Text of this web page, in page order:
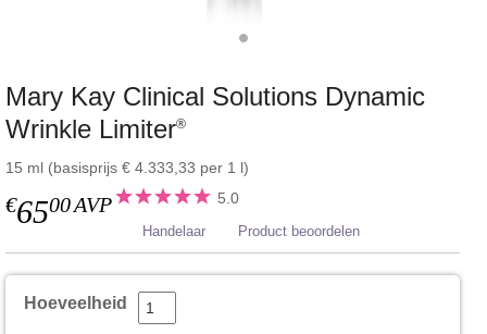
Mary Kay Clinical Solutions Dynamic
Wrinkle Limiter®
15 ml (basisprijs € 4.333,33 per 1 l)
€6500AVP 5.0
Handelaar Product beoordelen
Hoeveelheid